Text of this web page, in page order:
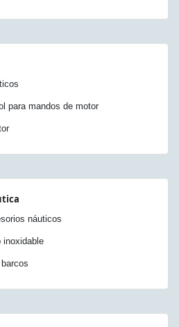
para mandos de motor
náuticos
inoxidable